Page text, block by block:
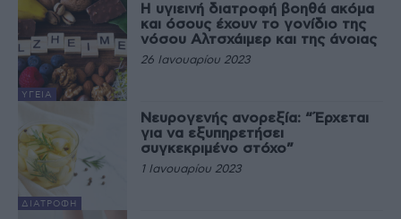
ΥΓΕΊΑ
Η υγιεινή διατροφή βοηθά ακόμα
και όσους έχουν το γονίδιο της
νόσου Αλτσχάιμερ και της άνοιας
26 Ιανουαρίου 2023
ΔΙΑΤΡΟΦΉ
Νευρογενής ανορεξία: “Έρχεται
για να εξυπηρετήσει
συγκεκριμένο στόχο”
1 Ιανουαρίου 2023